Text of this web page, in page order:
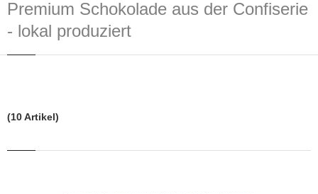
Premium Schokolade aus der Confiserie
- lokal produziert
(10 Artikel)